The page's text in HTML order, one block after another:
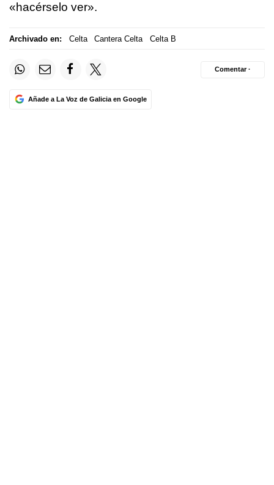
«hacérselo ver».
Archivado en: Celta Cantera Celta Celta B
Añade a La Voz de Galicia en Google
Comentar ·